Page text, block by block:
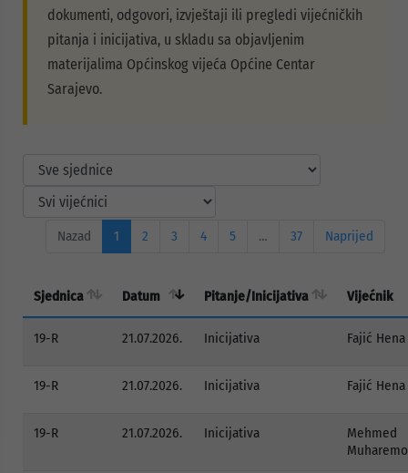
dokumenti, odgovori, izvještaji ili pregledi vijećničkih
pitanja i inicijativa, u skladu sa objavljenim
materijalima Općinskog vijeća Općine Centar
Sarajevo.
Nazad 1 2 3 4 5 … 37 Naprijed
Sjednica Datum Pitanje/Inicijativa Vijećnik
19-R 21.07.2026. Inicijativa Fajić Hena
19-R 21.07.2026. Inicijativa Fajić Hena
19-R 21.07.2026. Inicijativa
Mehmed